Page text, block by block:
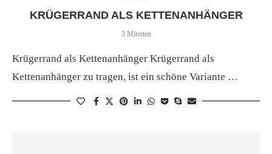
KRÜGERRAND ALS KETTENANHÄNGER
3 Minuten
Krügerrand als Kettenanhänger Krügerrand als
Kettenanhänger zu tragen, ist ein schöne Variante …